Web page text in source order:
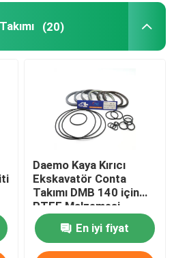
(20)
Daemo Kaya Kırıcı
Ekskavatör Conta
Takımı DMB 140 için
PTFE Malzemesi
En iyi fiyat